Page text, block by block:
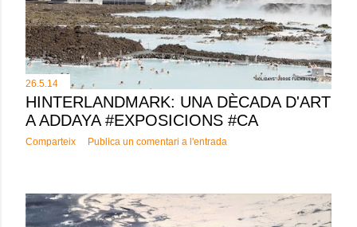
26.5.14
HINTERLANDMARK: UNA DÈCADA D'ART
A ADDAYA #EXPOSICIONS #CA
Comparteix Publica un comentari a l'entrada